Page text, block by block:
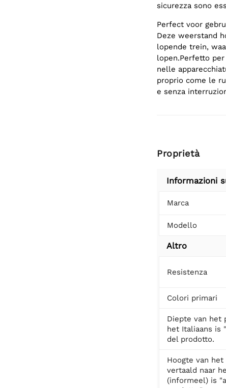
sicurezza sono
Perfect voor
Deze weerstand
lopende trein,
lopen.Perfetto
nelle
proprio come le
e senza
Proprietà
Informazioni
Marca
Modello
Altro
Resistenza
Colori primari
Diepte van het
het Italiaans is
del prodotto.
Hoogte van
vertaald naar
(informeel) is